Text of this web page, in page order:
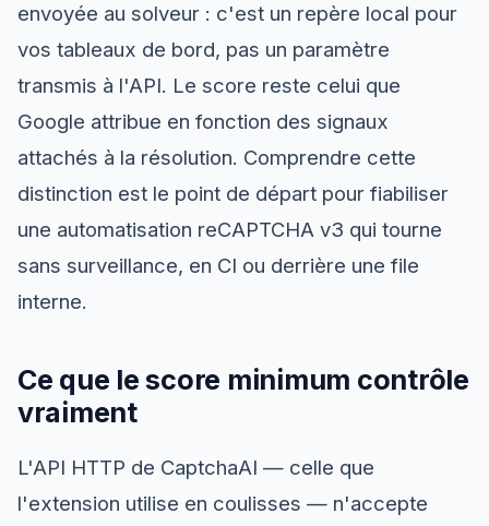
envoyée au solveur : c'est un repère local pour
vos tableaux de bord, pas un paramètre
transmis à l'API. Le score reste celui que
Google attribue en fonction des signaux
attachés à la résolution. Comprendre cette
distinction est le point de départ pour fiabiliser
une automatisation reCAPTCHA v3 qui tourne
sans surveillance, en CI ou derrière une file
interne.
Ce que le score minimum contrôle
vraiment
L'API HTTP de CaptchaAI — celle que
l'extension utilise en coulisses — n'accepte